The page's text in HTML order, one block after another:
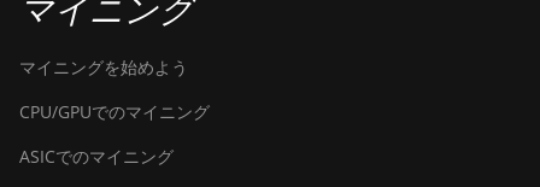
BITMAIN Antminer S23
(580Th)
BITMAIN Antminer S23 Hyd.
マイニング
マイニングを始めよう
CPU/GPUでのマイニング
ASICでのマイニング